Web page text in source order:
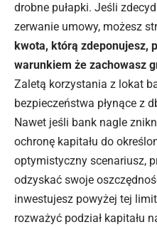
drobne pułapki. Jeśli
zerwanie umowy, możesz
kwota, którą zdeponujesz,
warunkiem że zachowasz
Zaletą korzystania z lokat
bezpieczeństwa płynące z
Nawet jeśli bank nagle
ochronę kapitału do
optymistyczny scenariusz,
odzyskać swoje
inwestujesz powyżej tej
rozważyć podział kapitału